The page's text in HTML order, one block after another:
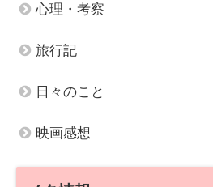
心理・考察
旅行記
日々のこと
映画感想